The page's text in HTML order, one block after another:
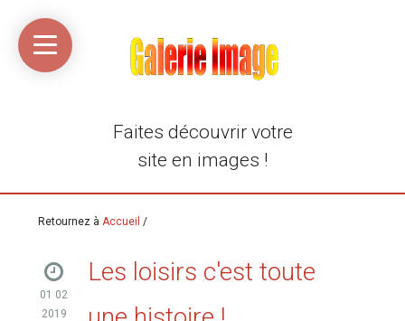
Accueil
Média
libre
Linkinaz
Katomi
compte
Twitter
@Ortegeek
compte
Flickr
Faites découvrir votre
site en images !
Retournez àAccueil /
01 02
2019
Les loisirs c'est toute